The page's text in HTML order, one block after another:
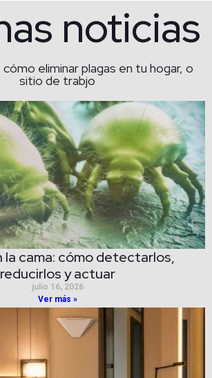
noticias
eliminar plagas en tu hogar, o
sitio de trabjo
la cama: cómo detectarlos,
reducirlos y actuar
julio 16, 2026
Ver más »